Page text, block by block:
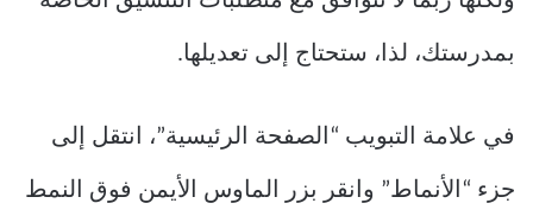
بمدرستك، لذا، ستحتاج إلى تعديلها.
في علامة التبويب “الصفحة الرئيسية”، انتقل إلى
جزء “الأنماط” وانقر بزر الماوس الأيمن فوق النمط